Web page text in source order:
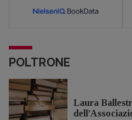
POLTRONE
Laura